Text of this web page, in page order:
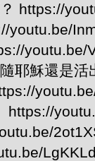
https://
youtu.be/
youtu.be/
耶穌還是
https://